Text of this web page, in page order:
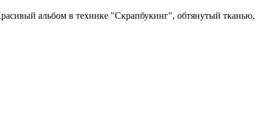
альбом в технике "Скрапбукинг", обтянутый